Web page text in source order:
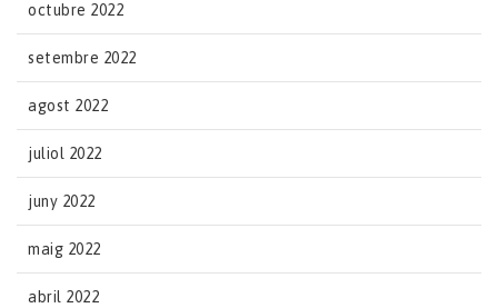
octubre 2022
setembre 2022
agost 2022
juliol 2022
juny 2022
maig 2022
abril 2022